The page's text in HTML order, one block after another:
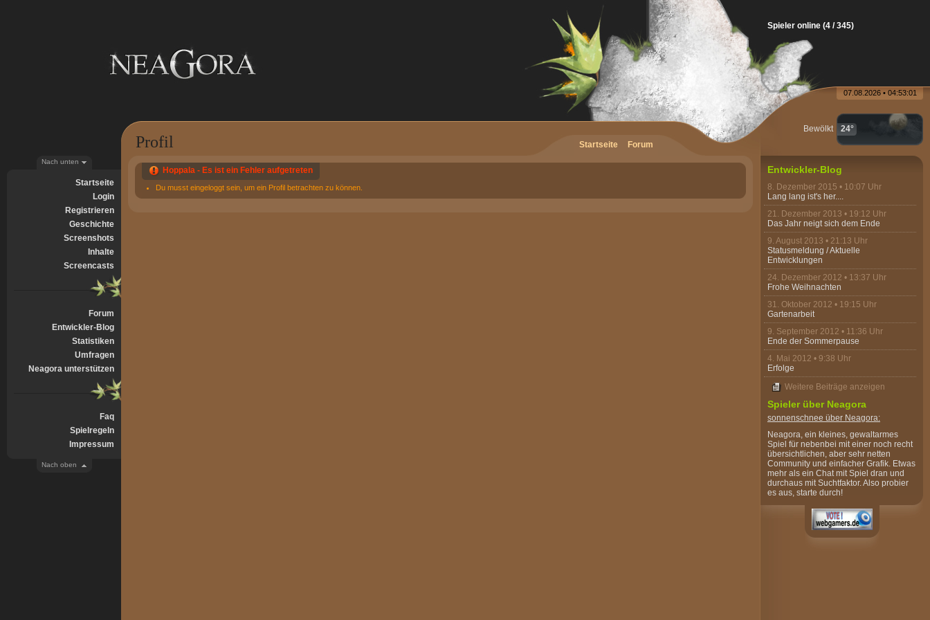
Nach unten
Startseite
Login
Registrieren
Geschichte
Screenshots
Inhalte
Screencasts
Forum
Entwickler-Blog
Statistiken
Umfragen
Neagora unterstützen
Faq
Spielregeln
Impressum
Nach oben
07.08.2026 • 04:53:01
Bewölkt 24°
Entwickler-Blog
8. Dezember 2015 • 10:07 Uhr
Lang lang ist's her....
21. Dezember 2013 • 19:12 Uhr
Das Jahr neigt sich dem Ende
9. August 2013 • 21:13 Uhr
Statusmeldung / Aktuelle
Entwicklungen
24. Dezember 2012 • 13:37 Uhr
Frohe Weihnachten
31. Oktober 2012 • 19:15 Uhr
Gartenarbeit
9. September 2012 • 11:36 Uhr
Ende der Sommerpause
4. Mai 2012 • 9:38 Uhr
Erfolge
Weitere Beiträge anzeigen
Spieler über Neagora
sonnenschnee über Neagora:
Neagora, ein kleines, gewaltarmes
Spiel für nebenbei mit einer noch recht
übersichtlichen, aber sehr netten
Community und einfacher Grafik. Etwas
mehr als ein Chat mit Spiel dran und
durchaus mit Suchtfaktor. Also probier
es aus, starte durch!
Startseite Forum
Profil
Hoppala - Es ist ein Fehler aufgetreten
Du musst eingeloggt sein, um ein Profil betrachten zu können.
Spieler online (4 / 345)